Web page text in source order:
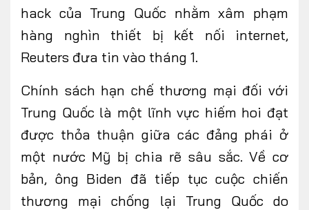
hack của Trung Quốc nhằm xâm phạm
hàng nghìn thiết bị kết nối internet,
Reuters đưa tin vào tháng 1.
Chính sách hạn chế thương mại đối với
Trung Quốc là một lĩnh vực hiếm hoi đạt
được thỏa thuận giữa các đảng phái ở
một nước Mỹ bị chia rẽ sâu sắc. Về cơ
bản, ông Biden đã tiếp tục cuộc chiến
thương mại chống lại Trung Quốc do